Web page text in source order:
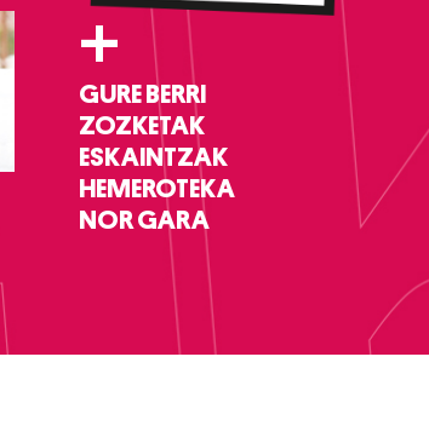
+
GURE BERRI
ZOZKETAK
ESKAINTZAK
HEMEROTEKA
NOR GARA